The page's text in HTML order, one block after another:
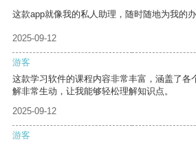
这款app就像我的私人助理，随时随地为我的办
2025-09-12
游客
这款学习软件的课程内容非常丰富，涵盖了各
解非常生动，让我能够轻松理解知识点。
2025-09-12
游客